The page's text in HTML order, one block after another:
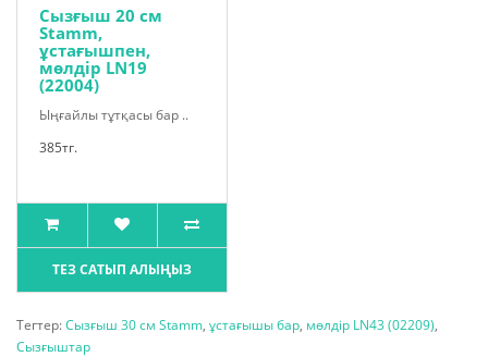
Сызғыш 20 см
Stamm,
ұстағышпен,
мөлдір LN19
(22004)
Ыңғайлы тұтқасы бар ..
385тг.
ТЕЗ САТЫП АЛЫҢЫЗ
Тегтер:Сызғыш 30 см Stamm, ұстағышы бар, мөлдір LN43 (02209),
Сызғыштар